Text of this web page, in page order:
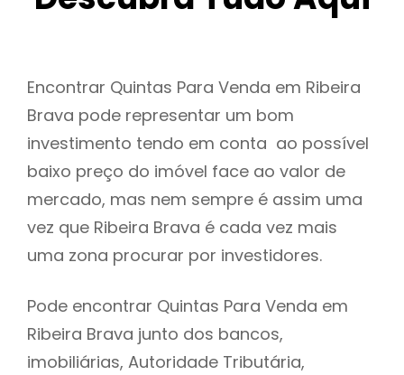
Encontrar Quintas Para Venda em Ribeira
Brava pode representar um bom
investimento tendo em conta ao possível
baixo preço do imóvel face ao valor de
mercado, mas nem sempre é assim uma
vez que Ribeira Brava é cada vez mais
uma zona procurar por investidores.
Pode encontrar Quintas Para Venda em
Ribeira Brava junto dos bancos,
imobiliárias, Autoridade Tributária,